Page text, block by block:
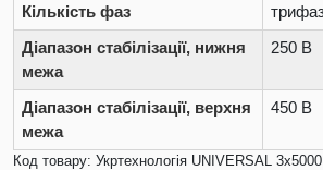
Кількість фаз
Діапазон стабілізації, нижня
межа
250 В
Діапазон стабілізації, верхня
межа
450 В
Код товару: Укртехнологія UNIVERSAL 3х5000